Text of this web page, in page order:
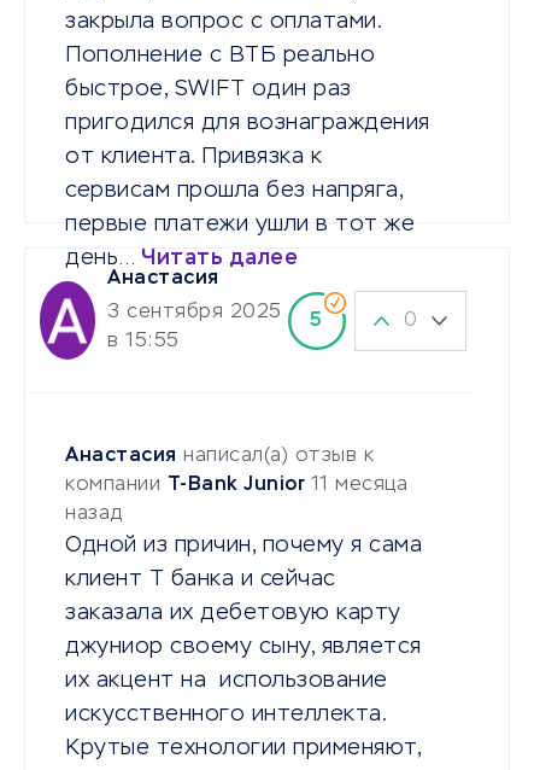
закрыла вопрос с оплатами.
Пополнение с ВТБ реально
быстрое, SWIFT один раз
пригодился для вознаграждения
от клиента. Привязка к
сервисам прошла без напряга,
первые платежи ушли в тот же
день… Читать далее
Анастасия
3 сентября 2025
в 15:55
5 0
Анастасия написал(а) отзыв к
компании
T-Bank Junior 11 месяца
назад
Одной из причин, почему я сама
клиент Т банка и сейчас
заказала их дебетовую карту
джуниор своему сыну, является
их акцент на использование
искусственного интеллекта.
Крутые технологии применяют,